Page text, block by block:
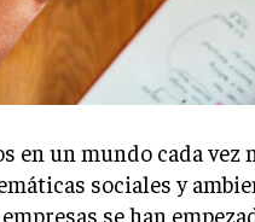
en un mundo cada vez
sociales y
se han